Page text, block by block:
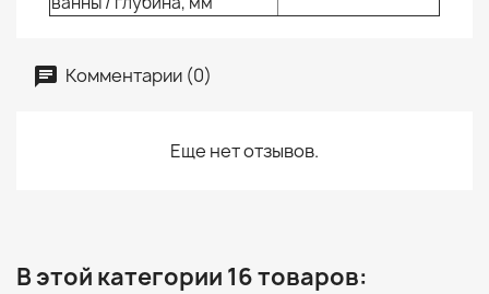
Комментарии (0)
Еще нет отзывов.
В этой категории 16 товаров: